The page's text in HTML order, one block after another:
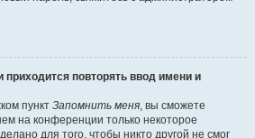
повторять ввод имени и
пункт Запомнить меня, вы сможете
на конференции только некоторое
для того, чтобы никто другой не смог